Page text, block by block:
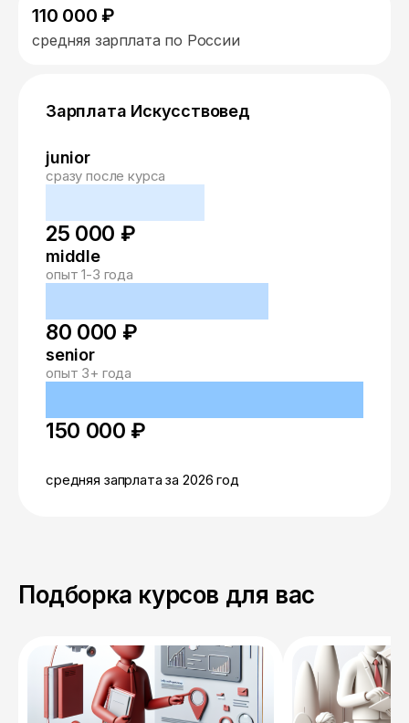
110 000 ₽
средняя зарплата по России
Зарплата Искусствовед
junior
сразу после курса
25 000 ₽
middle
опыт 1-3 года
80 000 ₽
senior
опыт 3+ года
150 000 ₽
средняя запрлата за 2026 год
Подборка курсов для вас